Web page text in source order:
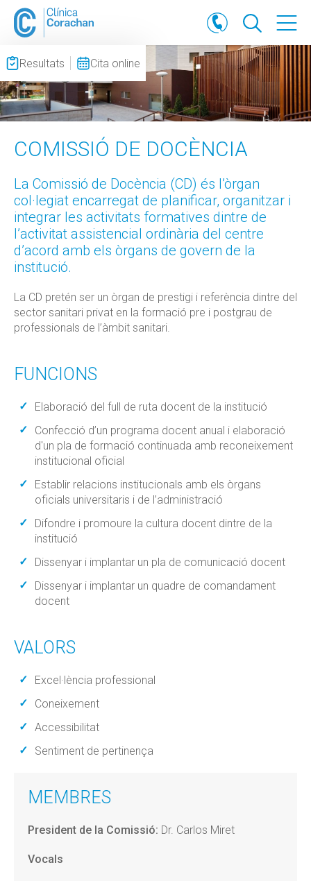
Resultats Cita online
COMISSIÓ DE DOCÈNCIA
La Comissió de Docència (CD) és l’òrgan
col·legiat encarregat de planificar, organitzar i
integrar les activitats formatives dintre de
l’activitat assistencial ordinària del centre
d’acord amb els òrgans de govern de la
institució.
La CD pretén ser un òrgan de prestigi i referència dintre del
sector sanitari privat en la formació pre i postgrau de
professionals de l’àmbit sanitari.
FUNCIONS
Elaboració del full de ruta docent de la institució
Confecció d’un programa docent anual i elaboració
d'un pla de formació continuada amb reconeixement
institucional oficial
Establir relacions institucionals amb els òrgans
oficials universitaris i de l’administració
Difondre i promoure la cultura docent dintre de la
institució
Dissenyar i implantar un pla de comunicació docent
Dissenyar i implantar un quadre de comandament
docent
VALORS
Excel·lència professional
Coneixement
Accessibilitat
Sentiment de pertinença
MEMBRES
President de la Comissió: Dr. Carlos Miret
Vocals